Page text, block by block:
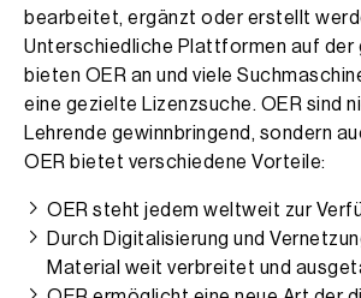
bearbeitet, ergänzt oder erstellt
Unterschiedliche Plattformen auf der
bieten OER an und viele
eine gezielte Lizenzsuche. OER sind
Lehrende gewinnbringend, sondern
OER bietet verschiedene Vorteile:
OER steht jedem weltweit zur
Durch Digitalisierung und
Material weit verbreitet und